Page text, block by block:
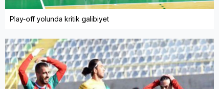
Play-off yolunda kritik galibiyet